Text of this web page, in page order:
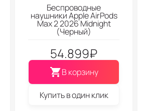
Беспроводные
наушники Apple AirPods
Max 2 2026 Midnight
(Черный)
54.899₽
В корзину
Купить в один клик